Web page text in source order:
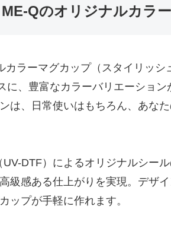
Qのオリジナルカラ
ラーマグカップ（スタイリッシ
、豊富なカラーバリエーション
は、日常使いはもちろん、あな
DTF）によるオリジナルシー
級感ある仕上がりを実現。デザ
ップが手軽に作れます。